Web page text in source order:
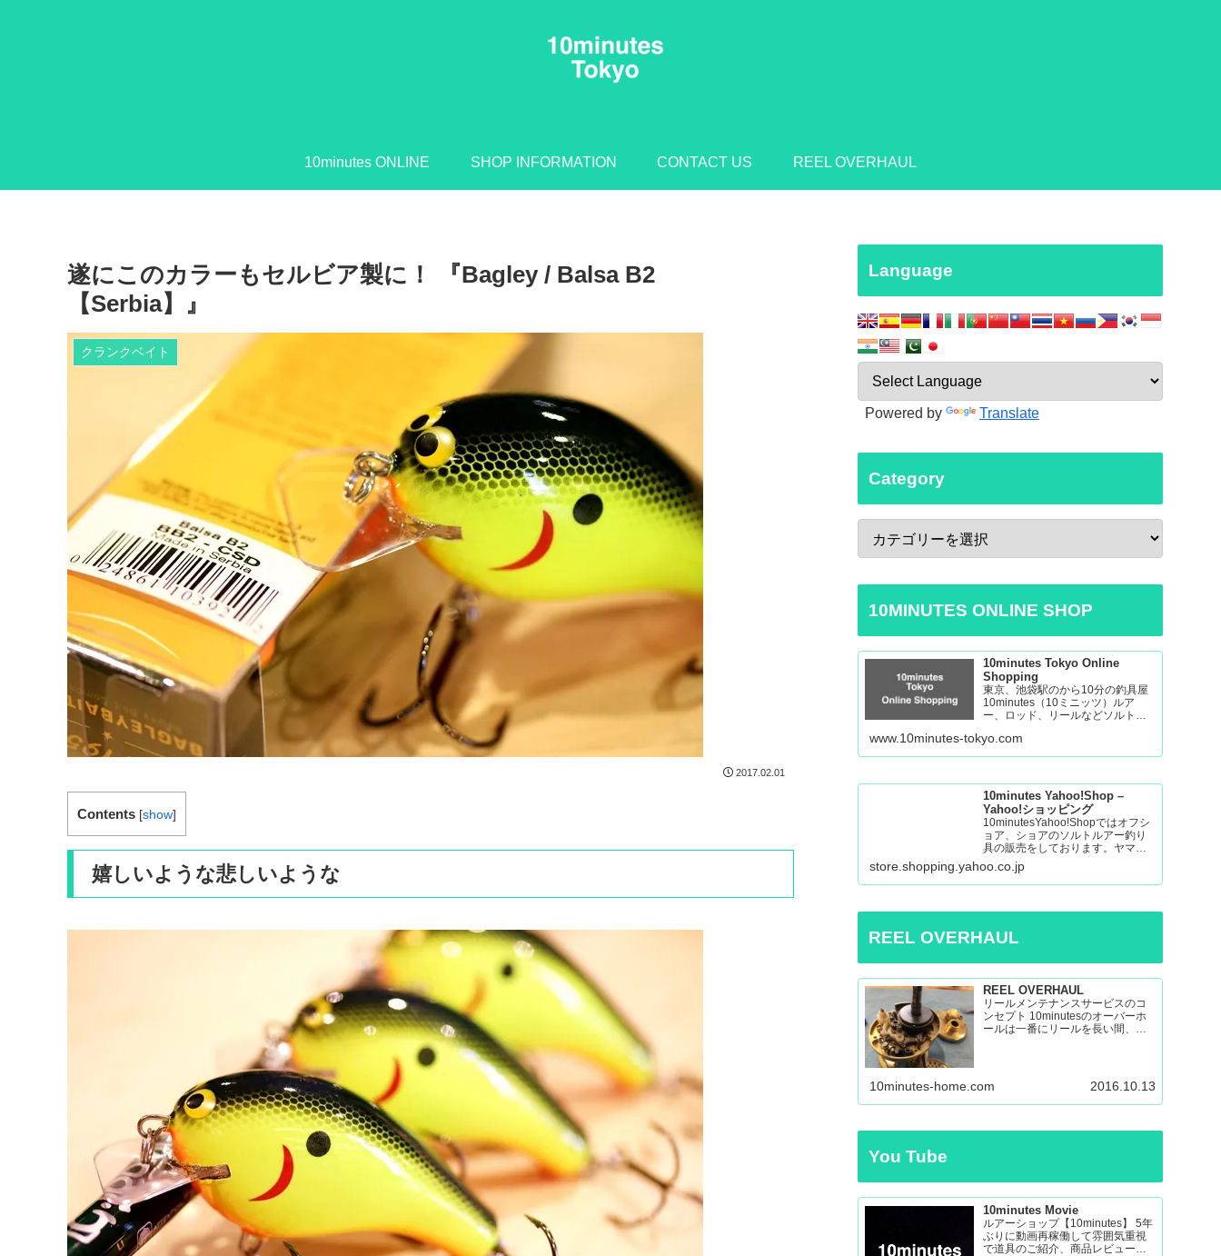
10minutes ONLINE SHOP INFORMATION CONTACT US REEL OVERHAUL
遂にこのカラーもセルビア製に！ 『Bagley / Balsa B2
【Serbia】』
クランクベイト
2017.02.01
Contents [show]
嬉しいような悲しいような
Language
Powered by Translate
Category
10MINUTES ONLINE SHOP
10minutes Tokyo Online
Shopping
東京、池袋駅のから10分の釣具屋
10minutes（10ミニッツ）ルア
ー、ロッド、リールなどソルトゲ
えております。 Fishing Tackle
Shop in Tokyo Ikebukuro
www.10minutes-tokyo.com
10minutes Yahoo!Shop –
Yahoo!ショッピング
10minutesYahoo!Shopではオフシ
ョア、ショアのソルトルアー釣り
具の販売をしております。ヤマガ
ブランクス、ネイチャーボーイ
ズ、パッションズ、マシオな
ど:10minutes Yahoo!Shop – 通販 –
store.shopping.yahoo.co.jp
REEL OVERHAUL
REEL OVERHAUL
リールメンテナンスサービスのコ
ンセプト 10minutesのオーバーホ
ールは一番にリールを長い間、い
ルの原因はケミカルの劣化による
パーツの保護機能の...
10minutes-home.com 2016.10.13
You Tube
10minutes Movie
ルアーショップ【10minutes】 5年
ぶりに動画再稼働して雰囲気重視
で道具のご紹介、商品レビューか